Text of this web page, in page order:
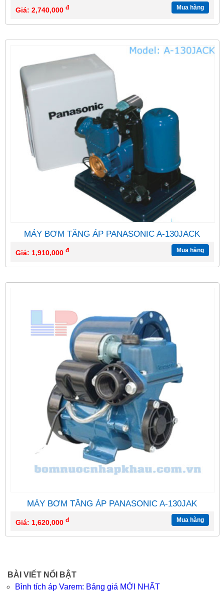
Giá: 2,740,000 đ Mua hàng
MÁY BƠM TĂNG ÁP PANASONIC A-130JACK
Giá: 1,910,000 đ Mua hàng
MÁY BƠM TĂNG ÁP PANASONIC A-130JAK
Giá: 1,620,000 đ Mua hàng
BÀI VIẾT NỔI BẬT
Bình tích áp Varem: Bảng giá MỚI NHẤT